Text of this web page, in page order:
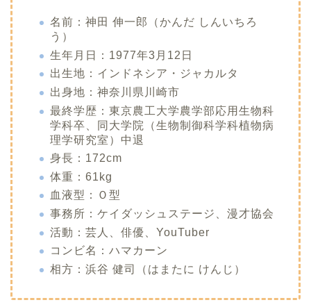
名前：神田 伸一郎（かんだ しんいちろ
う）
生年月日：1977年3月12日
出生地：インドネシア・ジャカルタ
出身地：神奈川県川崎市
最終学歴：東京農工大学農学部応用生物科
学科卒、同大学院（生物制御科学科植物病
理学研究室）中退
身長：172cm
体重：61kg
血液型：Ｏ型
事務所：ケイダッシュステージ、漫才協会
活動：芸人、俳優、YouTuber
コンビ名：ハマカーン
相方：浜谷 健司（はまたに けんじ）